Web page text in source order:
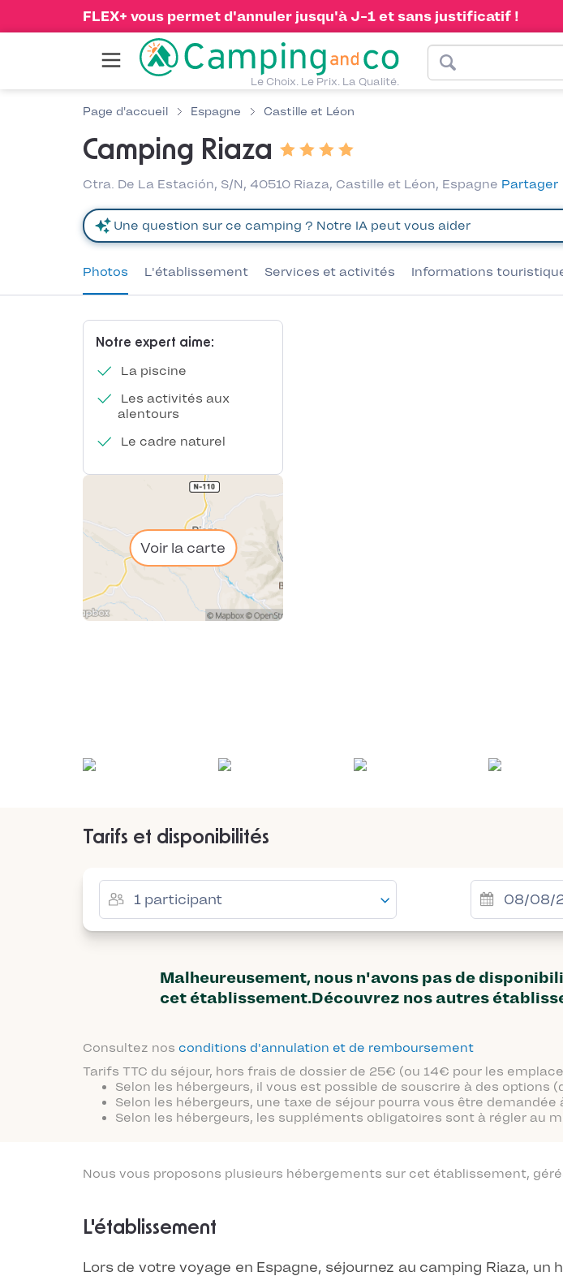
FLEX+ vous permet d'annuler jusqu'à J-1 et sans justificatif !
Le Choix. Le Prix. La Qualité.
Page d'accueil Espagne Castille et Léon
Camping Riaza
Ctra. De La Estación, S/N, 40510 Riaza, Castille et Léon, Espagne Partager
Photos L'établissement Services et activités Informations
Notre expert aime:
La piscine
Les activités aux
alentours
Le cadre naturel
Voir la carte
Tarifs et disponibilités
Malheureusement, nous n'avons pas de
cet établissement.Découvrez nos autres
Consultez nos conditions d'annulation et de remboursement
Tarifs TTC du séjour, hors frais de dossier de 25€ (ou 14€ pour les
Selon les hébergeurs, il vous est possible de souscrire à des options
Selon les hébergeurs, une taxe de séjour pourra vous être demandée
Selon les hébergeurs, les suppléments obligatoires sont à régler au
Nous vous proposons plusieurs hébergements sur cet établissement,
L'établissement
Lors de votre voyage en Espagne, séjournez au camping Riaza,